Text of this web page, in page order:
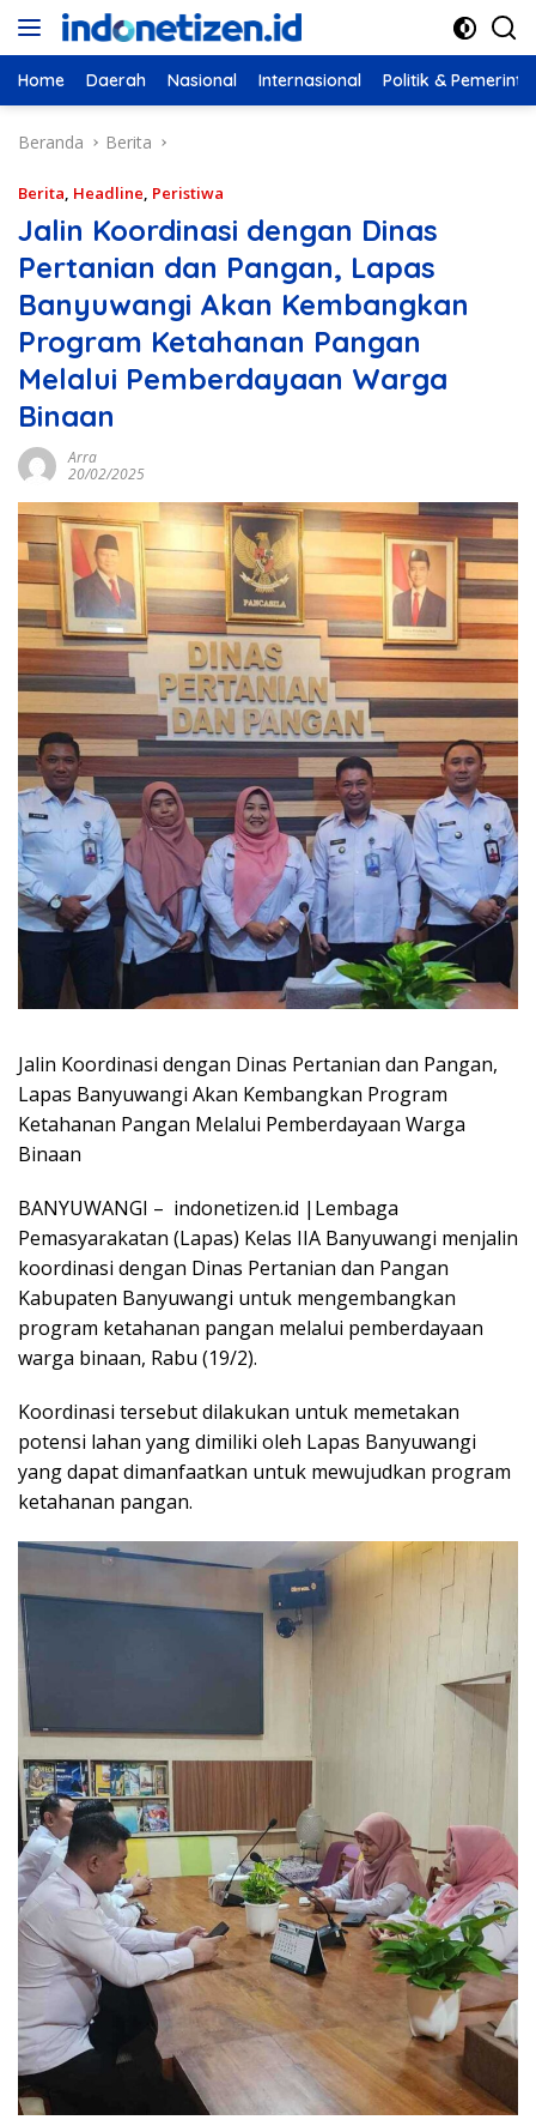
Langsung
Home Daerah Nasional Internasional Politik &
Beranda Berita
Berita, Headline, Peristiwa
Jalin Koordinasi dengan Dinas
Pertanian dan Pangan, Lapas
Banyuwangi Akan Kembangkan
Program Ketahanan Pangan
Melalui Pemberdayaan Warga
Binaan
Arra
20/02/2025
Jalin Koordinasi dengan Dinas Pertanian dan Pangan,
Lapas Banyuwangi Akan Kembangkan Program
Ketahanan Pangan Melalui Pemberdayaan Warga
Binaan
BANYUWANGI – indonetizen.id |Lembaga
Pemasyarakatan (Lapas) Kelas IIA Banyuwangi menjalin
koordinasi dengan Dinas Pertanian dan Pangan
Kabupaten Banyuwangi untuk mengembangkan
program ketahanan pangan melalui pemberdayaan
warga binaan, Rabu (19/2).
Koordinasi tersebut dilakukan untuk memetakan
potensi lahan yang dimiliki oleh Lapas Banyuwangi
yang dapat dimanfaatkan untuk mewujudkan program
ketahanan pangan.